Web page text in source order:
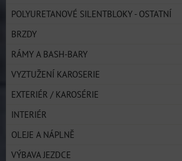
POLYURETANOVÉ SILENTBLOKY - OSTATNÍ
BRZDY
RÁMY A BASH-BARY
VYZTUŽENÍ KAROSERIE
EXTERIÉR / KAROSÉRIE
INTERIÉR
OLEJE A NÁPLNĚ
VÝBAVA JEZDCE